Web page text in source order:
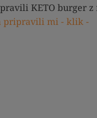
KETO burger z
pripravili mi - klik -